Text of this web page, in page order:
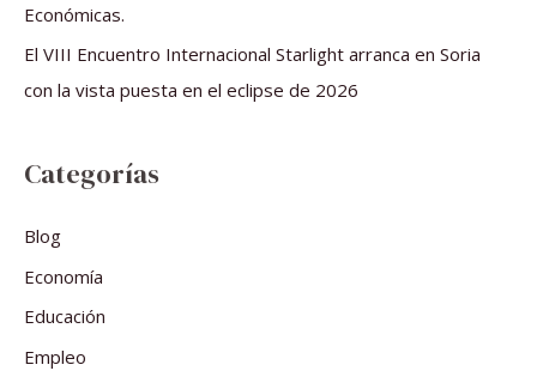
Económicas.
El VIII Encuentro Internacional Starlight arranca en Soria
con la vista puesta en el eclipse de 2026
Categorías
Blog
Economía
Educación
Empleo